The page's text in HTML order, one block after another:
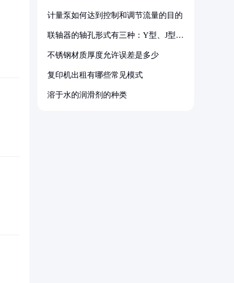
计量泵如何达到控制和调节流量的目的
联轴器的轴孔形式有三种：Y型、J型、
不锈钢材质厚度允许误差是多少
复印机出租有哪些常见模式
溶于水的润滑剂的种类